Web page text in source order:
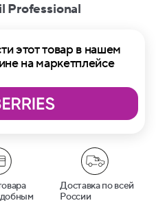
Professional
этот товар в нашем
на маркетплейсе
Доставка по всей
России